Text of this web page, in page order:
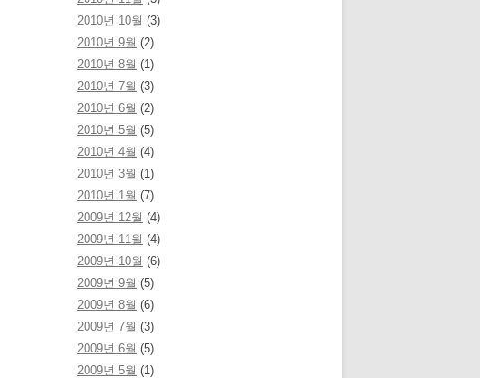
2010년 10월 (3)
2010년 9월 (2)
2010년 8월 (1)
2010년 7월 (3)
2010년 6월 (2)
2010년 5월 (5)
2010년 4월 (4)
2010년 3월 (1)
2010년 1월 (7)
2009년 12월 (4)
2009년 11월 (4)
2009년 10월 (6)
2009년 9월 (5)
2009년 8월 (6)
2009년 7월 (3)
2009년 6월 (5)
2009년 5월 (1)